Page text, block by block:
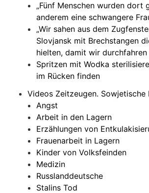
„Fünf Menschen wurden dort
anderem eine schwangere
„Wir sahen aus dem
Slovjansk mit Brechstangen
hielten, damit wir durchfahren
Spritzen mit Wodka
im Rücken finden
Videos Zeitzeugen. Sowjetische
Angst
Arbeit in den Lagern
Erzählungen von
Frauenarbeit in Lagern
Kinder von Volksfeinden
Medizin
Russlanddeutsche
Stalins Tod